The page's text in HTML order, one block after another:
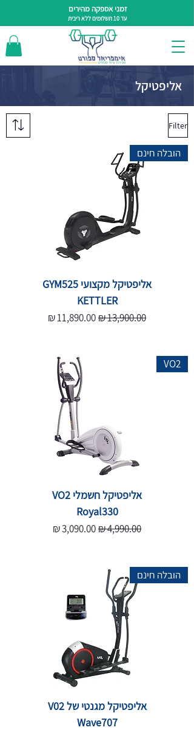
זמני אספקה מהירים
עד 10 תשלומים ללא ריבית
אליפטיקל
Filter
הובלה חינם
אליפטיקל מקצועי GYM525
KETTLER
Regular Price
13,900.00 ₪
Sale Price
11,890.00 ₪
VO2
אליפטיקל חשמלי VO2
Royal330
Regular Price
4,990.00 ₪
Sale Price
3,090.00 ₪
הובלה חינם
אליפטיקל מגנטי של V02
Wave707